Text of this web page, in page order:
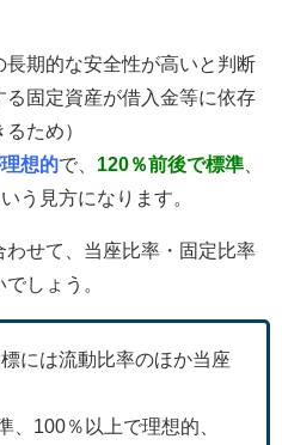
期的な安全性が高いと判断
固定資産が借入金等に依存
ため）
想的で、 120％前後で標準
いう見方になります。
せて、当座比率・固定比率
しょう。
には流動比率のほか当座
、100％以上で理想的、